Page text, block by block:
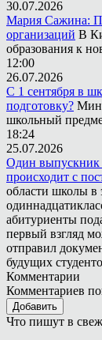
30.07.2026
Мария Сажина:
организаций В
образования к
12:00
26.07.2026
С 1 сентября в
подготовку?
школьный
18:24
25.07.2026
Один выпускник
происходит с
области школы в
абитуриенты
первый взгляд
отправил
будущих
Комментарии
Комментариев
Добавить
Что пишут в